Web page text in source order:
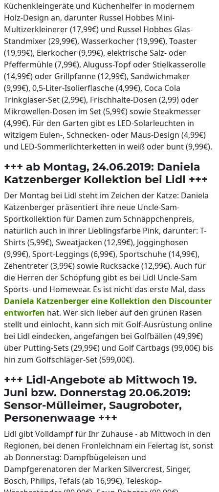
Küchenkleingeräte und Küchenhelfer in modernem
Holz-Design an, darunter Russel Hobbes Mini-
Multizerkleinerer (17,99€) und Russel Hobbes Glas-
Standmixer (29,99€), Wasserkocher (19,99€), Toaster
(19,99€), Eierkocher (9,99€), elektrische Salz- oder
Pfeffermühle (7,99€), Aluguss-Topf oder Stielkasserolle
(14,99€) oder Grillpfanne (12,99€), Sandwichmaker
(9,99€), 0,5-Liter-Isolierflasche (4,99€), Coca Cola
Trinkgläser-Set (2,99€), Frischhalte-Dosen (2,99) oder
Mikrowellen-Dosen im Set (5,99€) sowie Steakmesser
(4,99€). Für den Garten gibt es LED-Solarleuchten in
witzigem Eulen-, Schnecken- oder Maus-Design (4,99€)
und LED-Sommerlichterketten in weiß oder bunt (9,99€).
+++ ab Montag, 24.06.2019: Daniela
Katzenberger Kollektion bei Lidl +++
Der Montag bei Lidl steht im Zeichen der Katze: Daniela
Katzenberger präsentiert ihre neue Uncle-Sam-
Sportkollektion für Damen zum Schnäppchenpreis,
natürlich auch in ihrer Lieblingsfarbe Pink, darunter: T-
Shirts (5,99€), Sweatjacken (12,99€), Jogginghosen
(9,99€), Sport-Leggings (6,99€), Sportschuhe (14,99€),
Zehentreter (3,99€) sowie Rucksäcke (12,99€). Auch für
die Herren der Schöpfung gibt es bei Lidl Uncle-Sam
Sports- und Homewear. Es ist nicht das erste Mal, dass
Daniela Katzenberger eine Kollektion den Discounter
entworfen hat. Wer sich lieber auf den grünen Rasen
stellt und einlocht, kann sich mit Golf-Ausrüstung online
bei Lidl eindecken, angefangen bei Golfbällen (49,99€)
über Putting-Sets (29,99€) und Golf Cartbags (99,00€) bis
hin zum Golfschläger-Set (599,00€).
+++ Lidl-Angebote ab Mittwoch 19.
Juni bzw. Donnerstag 20.06.2019:
Sensor-Mülleimer, Saugroboter,
Personenwaage +++
Lidl gibt Volldampf für Ihr Zuhause - ab Mittwoch in den
Regionen, bei denen Fronleichnam ein Feiertag ist, sonst
ab Donnerstag: Dampfbügeleisen und
Dampfgerenatoren der Marken Silvercrest, Singer,
Bosch, Philips, Tefals (ab 16,99€), Teleskop-